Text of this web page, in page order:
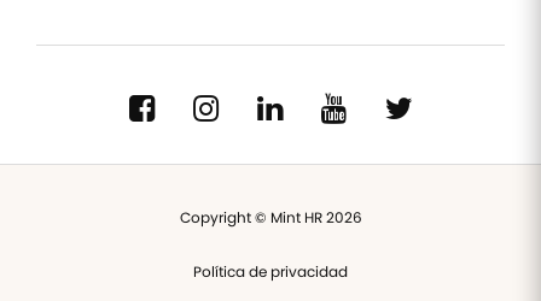
Copyright © Mint HR 2026
Política de privacidad